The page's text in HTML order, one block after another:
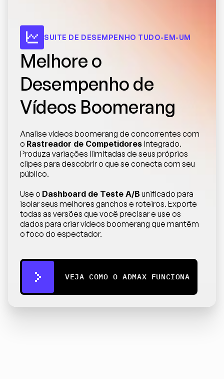
SUITE DE DESEMPENHO TUDO-EM-UM
Melhore o
Desempenho de
Vídeos Boomerang
Analise vídeos boomerang de concorrentes com
o Rastreador de Competidores integrado.
Produza variações ilimitadas de seus próprios
clipes para descobrir o que se conecta com seu
público.
Use o Dashboard de Teste A/B unificado para
isolar seus melhores ganchos e roteiros. Exporte
todas as versões que você precisar e use os
dados para criar vídeos boomerang que mantêm
o foco do espectador.
VEJA COMO O ADMAX FUNCIONA